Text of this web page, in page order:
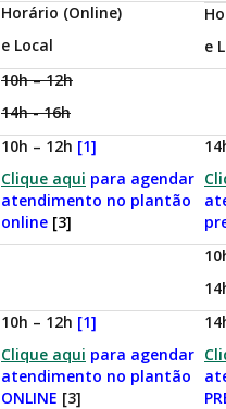
Horário (Online)
e Local
e
10h – 12h
14h - 16h
10h – 12h [1]
Clique aqui para agendar
atendimento no plantão
online [3]
10h – 12h [1]
Clique aqui para agendar
atendimento no plantão
ONLINE [3]